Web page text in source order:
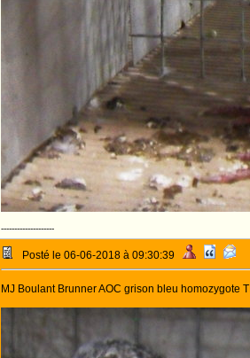
--------------------
Posté le 06-06-2018 à 09:30:39
MJ Boulant Brunner AOC grison bleu homozygote